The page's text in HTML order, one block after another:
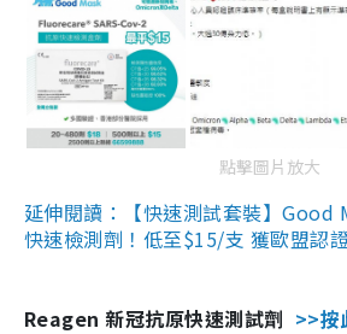
點擊圖片放大
延伸閱讀：【快速測試套裝】Good
快速檢測劑！低至$15/支 獲歐盟認
Reagen 新冠抗原快速測試劑 >>按